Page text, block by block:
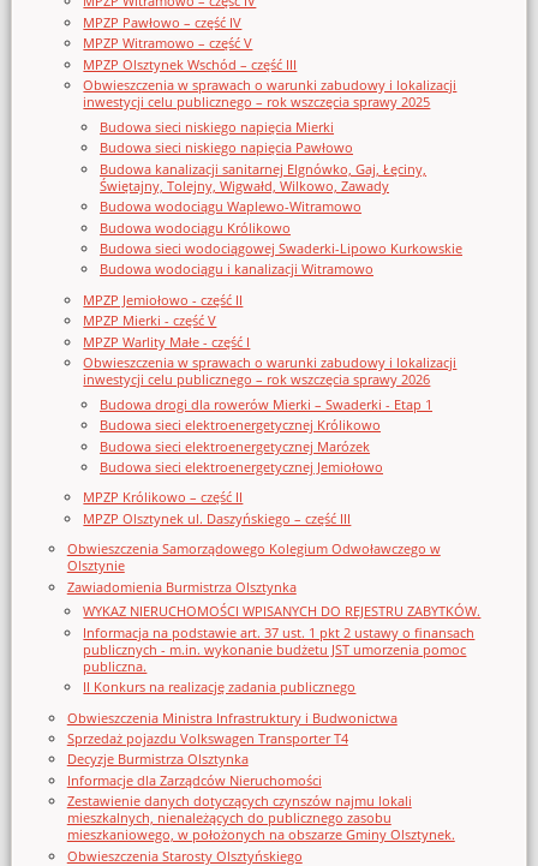
MPZP Pawłowo – część IV
MPZP Witramowo – część V
MPZP Olsztynek Wschód – część III
Obwieszczenia w sprawach o warunki zabudowy i lokalizacji
inwestycji celu publicznego – rok wszczęcia sprawy 2025
Budowa sieci niskiego napięcia Mierki
Budowa sieci niskiego napięcia Pawłowo
Budowa kanalizacji sanitarnej Elgnówko, Gaj, Łęciny,
Świętajny, Tolejny, Wigwałd, Wilkowo, Zawady
Budowa wodociągu Waplewo-Witramowo
Budowa wodociągu Królikowo
Budowa sieci wodociągowej Swaderki-Lipowo Kurkowskie
Budowa wodociągu i kanalizacji Witramowo
MPZP Jemiołowo - część II
MPZP Mierki - część V
MPZP Warlity Małe - część I
Obwieszczenia w sprawach o warunki zabudowy i lokalizacji
inwestycji celu publicznego – rok wszczęcia sprawy 2026
Budowa drogi dla rowerów Mierki – Swaderki - Etap 1
Budowa sieci elektroenergetycznej Królikowo
Budowa sieci elektroenergetycznej Marózek
Budowa sieci elektroenergetycznej Jemiołowo
MPZP Królikowo – część II
MPZP Olsztynek ul. Daszyńskiego – część III
Obwieszczenia Samorządowego Kolegium Odwoławczego w
Olsztynie
Zawiadomienia Burmistrza Olsztynka
WYKAZ NIERUCHOMOŚCI WPISANYCH DO REJESTRU ZABYTKÓW.
Informacja na podstawie art. 37 ust. 1 pkt 2 ustawy o finansach
publicznych - m.in. wykonanie budżetu JST umorzenia pomoc
publiczna.
II Konkurs na realizację zadania publicznego
Obwieszczenia Ministra Infrastruktury i Budwonictwa
Sprzedaż pojazdu Volkswagen Transporter T4
Decyzje Burmistrza Olsztynka
Informacje dla Zarządców Nieruchomości
Zestawienie danych dotyczących czynszów najmu lokali
mieszkalnych, nienależących do publicznego zasobu
mieszkaniowego, w położonych na obszarze Gminy Olsztynek.
Obwieszczenia Starosty Olsztyńskiego